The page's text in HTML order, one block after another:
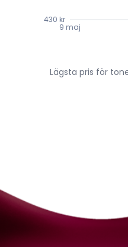
9 maj
430 kr
Lägsta pris för